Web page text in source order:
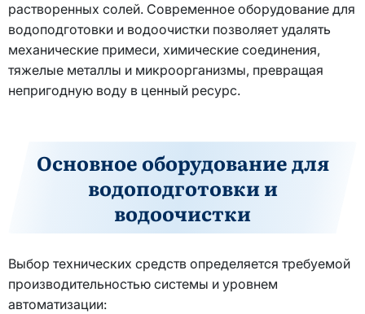
растворенных солей. Современное оборудование для
водоподготовки и водоочистки позволяет удалять
механические примеси, химические соединения,
тяжелые металлы и микроорганизмы, превращая
непригодную воду в ценный ресурс.
Основное оборудование для
водоподготовки и
водоочистки
Выбор технических средств определяется требуемой
производительностью системы и уровнем
автоматизации: